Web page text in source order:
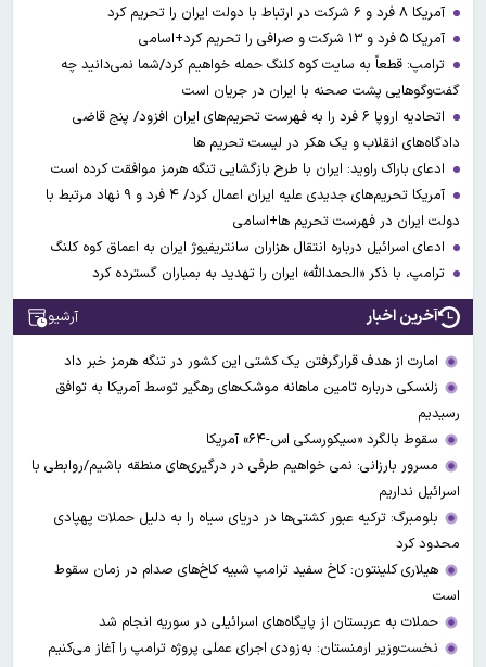
آمریکا ۸ فرد و ۶ شرکت در ارتباط با دولت ایران را تحریم کرد
آمریکا ۵ فرد و ۱۳ شرکت و صرافی را تحریم کرد+اسامی
ترامپ: قطعاً به سایت کوه کلنگ حمله خواهیم کرد/شما نمی‌دانید چه
گفت‌وگوهایی پشت صحنه با ایران در جریان است
اتحادیه اروپا ۶ فرد را به فهرست تحریم‌های ایران افزود/ پنج قاضی
دادگاه‌های انقلاب و یک هکر در لیست تحریم ها
ادعای باراک راوید: ایران با طرح بازگشایی تنگه هرمز موافقت کرده است
آمریکا تحریم‌های جدیدی علیه ایران اعمال کرد/ ۴ فرد و ۹ نهاد مرتبط با
دولت ایران در فهرست تحریم ها+اسامی
ادعای اسرائیل درباره انتقال هزاران سانتریفیوژ ایران به اعماق کوه کلنگ
ترامپ، با ذکر «الحمدالله» ایران را تهدید به بمباران گسترده کرد
آخرین اخبار آرشیو
امارت از هدف قرارگرفتن یک کشتی این کشور در تنگه هرمز خبر داد
زلنسکی درباره تامین ماهانه موشک‌های رهگیر توسط آمریکا به توافق
رسیدیم
سقوط بالگرد «سیکورسکی اس-۶۴» آمریکا
مسرور بارزانی: نمی خواهیم طرفی در درگیری‌های منطقه باشیم/روابطی با
اسرائیل نداریم
بلومبرگ: ترکیه عبور کشتی‌ها در دریای سیاه را به دلیل حملات پهپادی
محدود کرد
هیلاری کلینتون: کاخ سفید ترامپ شبیه کاخ‌های صدام در زمان سقوط
است
حملات به عربستان از پایگاه‌های اسرائیلی در سوریه انجام شد
نخست‌وزیر ارمنستان: به‌زودی اجرای عملی پروژه ترامپ را آغاز می‌کنیم